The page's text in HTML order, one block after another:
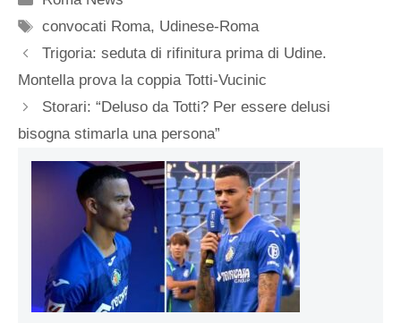
Tag
convocati Roma, Udinese-Roma
Trigoria: seduta di rifinitura prima di Udine.
Montella prova la coppia Totti-Vucinic
Storari: “Deluso da Totti? Per essere delusi
bisogna stimarla una persona”